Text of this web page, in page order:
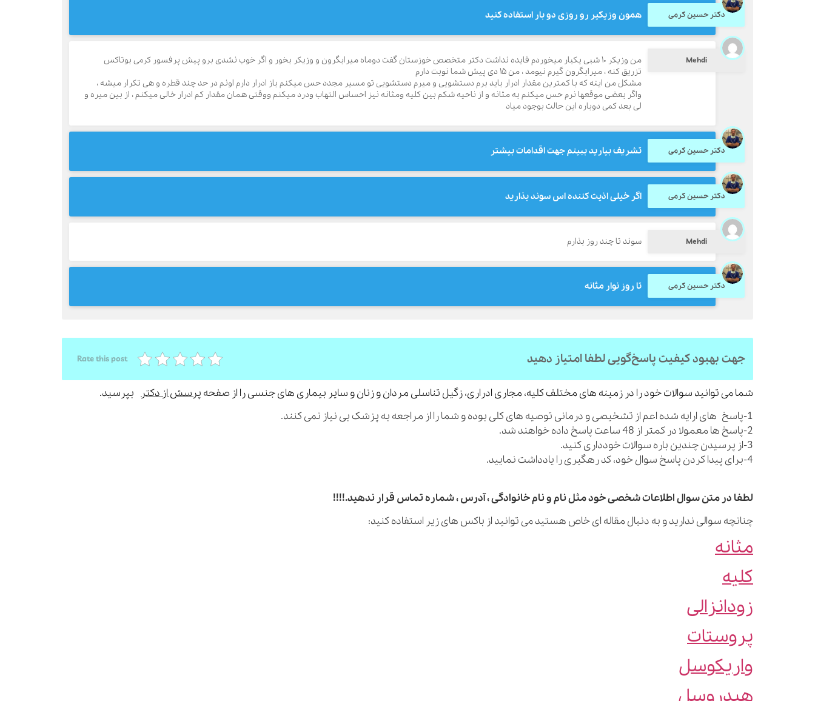
دکتر حسین کرمی همون وزیکیر رو روزی دو بار استفاده کنید
Mehdi
من وزیکر ۱۰ شبی یکبار میخوردم فایده نداشت دکتر متخصص خوزستان گفت دوماه میرابگرون و وزیکر بخور و اگر خوب نشدی برو پیش پرفسور کرمی بوتاکس
تزریق کنه ، میرابگرون گیرم نیومد ، من ۱۵ دی پیش شما نوبت دارم
مشکل من اینه که با کمترین مقدار ادرار باید برم دستشویی و میرم دستشویی تو مسیر مجدد حس میکنم باز ادرار دارم اونم در حد چند قطره و هی تکرار میشه ،
واگر بعضی موقعها نرم حس میکنم به مثانه و از ناحیه شکم بین کلیه و‌مثانه نیز احساس التهاب و‌درد میکنم و‌وقتی همان مقدار کم ادرار خالی میکنم ، از بین میره و
لی بعد کمی دوباره این حالت بوجود میاد
دکتر حسین کرمی تشریف بیارید ببینم جهت اقدامات بیشتر
دکتر حسین کرمی اگر خیلی اذیت کننده اس سوند بذارید
Mehdi سوند تا چند روز بذارم
دکتر حسین کرمی تا روز نوار مثانه
جهت بهبود کیفیت پاسخ‌گویی لطفا امتیاز دهید Rate this post
شما می توانید سوالات خود را در زمینه های مختلف کلیه، مجاری ادراری، زگیل تناسلی مردان و زنان و سایر بیماری های جنسی را از صفحه پرسش از دکتر بپرسید.
1-پاسخ های ارایه شده اعم از تشخیصی و درمانی توصیه های کلی بوده و شما را از مراجعه به پزشک بی نیاز نمی کنند.
2-پاسخ ها معمولا در کمتر از 48 ساعت پاسخ داده خواهند شد.
3-از پرسیدن چندین باره سوالات خودداری کنید.
4-برای پیدا کردن پاسخ سوال خود، کد رهگیری را یادداشت نمایید.
لطفا در متن سوال اطلاعات شخصی خود مثل نام و نام خانوادگی ، آدرس ، شماره تماس قرار ندهید.!!!!
چنانچه سوالی ندارید و به دنبال مقاله ای خاص هستید می توانید از باکس های زیر استفاده کنید:
مثانه
کلیه
زودانزالی
پروستات
واریکوسل